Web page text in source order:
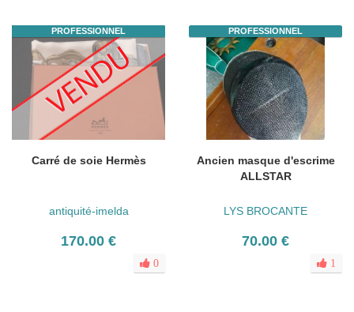
PROFESSIONNEL
Carré de soie Hermès
antiquité-imelda
170.00 €
0
PROFESSIONNEL
Ancien masque d'escrime
ALLSTAR
LYS BROCANTE
70.00 €
1